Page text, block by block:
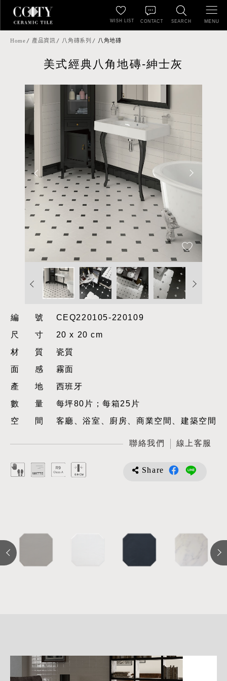
SEARCH
WISH LIST CONTACT MENU
Home 產品資訊 八角磚系列 八角地磚
美式經典八角地磚-紳士灰
編號CEQ220105-220109
尺寸20 x 20 cm
材質瓷質
面感霧面
產地西班牙
數量每坪80片；每箱25片
空間客廳、浴室、廚房、商業空間、建築空間
聯絡我們 線上客服
Share